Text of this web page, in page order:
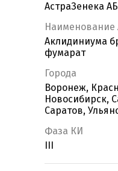
АстраЗенека АБ
Наименование
Аклидиниума
фумарат
Города
Воронеж,
Новосибирск,
Саратов,
Фаза КИ